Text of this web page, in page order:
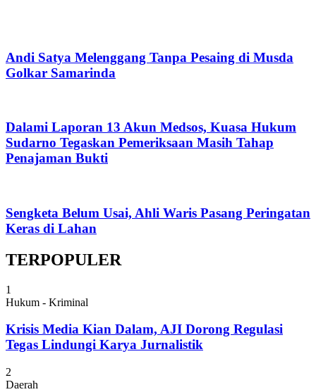
Andi Satya Melenggang Tanpa Pesaing di Musda
Golkar Samarinda
Dalami Laporan 13 Akun Medsos, Kuasa Hukum
Sudarno Tegaskan Pemeriksaan Masih Tahap
Penajaman Bukti
Sengketa Belum Usai, Ahli Waris Pasang Peringatan
Keras di Lahan
TERPOPULER
1
Hukum - Kriminal
Krisis Media Kian Dalam, AJI Dorong Regulasi
Tegas Lindungi Karya Jurnalistik
2
Daerah